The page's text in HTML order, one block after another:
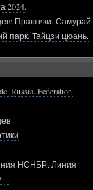
2024.
Практики. Самурай.
парк. Тайцзи цюань.
Russia. Federation.
НСНБР. Линия